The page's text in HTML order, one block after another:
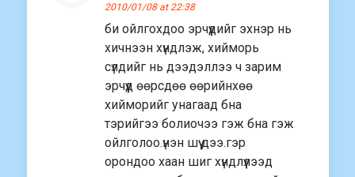
2010/01/08 at 22:38
би ойлгохдоо эрчүүдийг эхнэр нь
хичнээн хүндлэж, хийморь
сүлдийг нь дээдэллээ ч зарим
эрчүүд өөрсдөө өөрийнхөө
хийморийг унагаад бна
тэрийгээ болиочээ гэж бна гэж
ойлголоо.үнэн шүү дээ.гэр
орондоо хаан шиг хүндлүүлээд